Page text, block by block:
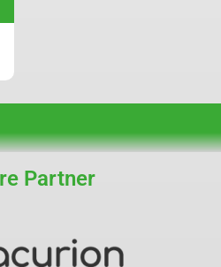
Partner